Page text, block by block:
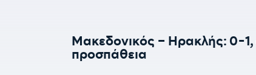
Μακεδονικός – Ηρακλής: 0-1,
προσπάθεια